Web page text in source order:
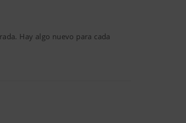
Hay algo nuevo para cada